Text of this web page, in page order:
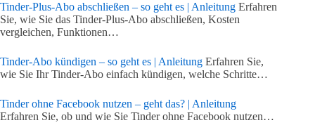
Tinder-Plus-Abo abschließen – so geht es | Anleitung Erfahren
Sie, wie Sie das Tinder-Plus-Abo abschließen, Kosten
vergleichen, Funktionen…
Tinder-Abo kündigen – so geht es | Anleitung Erfahren Sie,
wie Sie Ihr Tinder-Abo einfach kündigen, welche Schritte…
Tinder ohne Facebook nutzen – geht das? | Anleitung
Erfahren Sie, ob und wie Sie Tinder ohne Facebook nutzen…